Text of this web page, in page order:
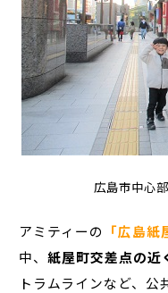
広島市中心
アミティーの 「広島紙
中、紙屋町交差点の近
トラムラインなど、公